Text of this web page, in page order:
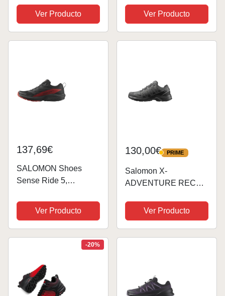
senderismo para
hombreVer Producto
Zapatillas de
senderismo para
hombre
Ver Producto
137,69€
SALOMON Shoes
Sense Ride 5,
Running Hombre,
Black Fiery Red Black,
44 EU
Ver Producto
130,00€ PRIME
PRIME
Salomon X-
ADVENTURE RECON
impermeables All-In-
One Zapatillas para
hombre
Ver Producto
-20%